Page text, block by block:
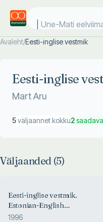
Une-Mati
Avaleht/Eesti-inglise vestmik
Eesti-inglise
Mart Aru
5väljaannet kokku2
Väljaanded (5)
Eesti-inglise vestmik.
Estonian-English
Conversation Guide
1996